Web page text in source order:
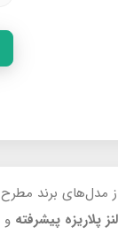
مدل‌های برند مطرح
لنز پلاریزه پیشرفته و